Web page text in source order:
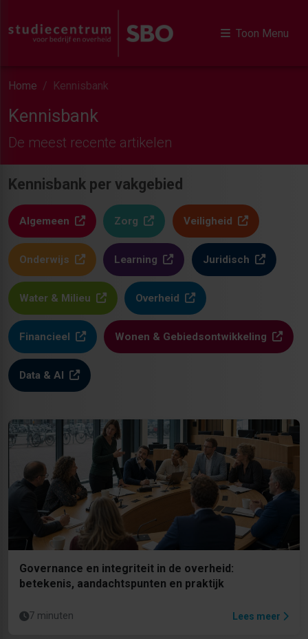
Toon Menu
Home Kennisbank
Kennisbank
De meest recente artikelen
Kennisbank per vakgebied
Algemeen Zorg Veiligheid
Onderwijs Learning Juridisch
Water & Milieu Overheid
Financieel Wonen & Gebiedsontwikkeling
Data & AI
Governance en integriteit in de overheid:
betekenis, aandachtspunten en praktijk
7 minuten Lees meer